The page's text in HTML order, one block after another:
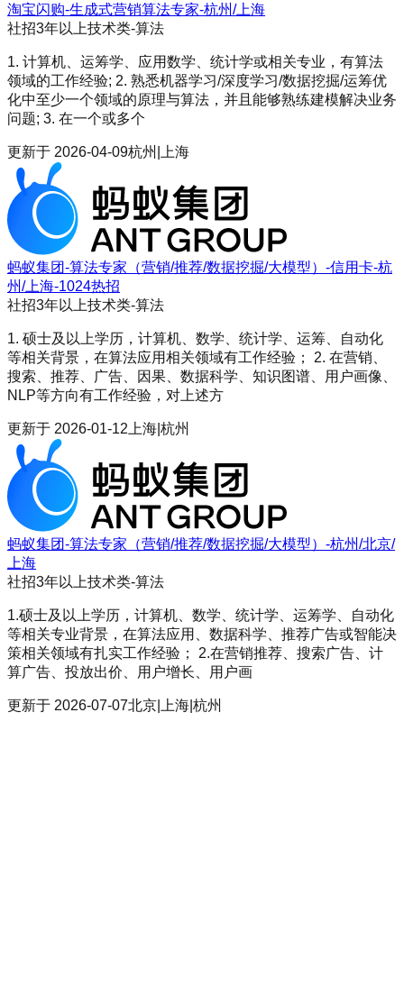
淘宝闪购-生成式营销算法专家-杭州/上海
社招3年以上技术类-算法
1. 计算机、运筹学、应用数学、统计学或相关专业，有算法
领域的工作经验; 2. 熟悉机器学习/深度学习/数据挖掘/运筹优
化中至少一个领域的原理与算法，并且能够熟练建模解决业务
问题; 3. 在一个或多个
更新于 2026-04-09杭州|上海
蚂蚁集团-算法专家（营销/推荐/数据挖掘/大模型）-信用卡-杭
州/上海-1024热招
社招3年以上技术类-算法
1. 硕士及以上学历，计算机、数学、统计学、运筹、自动化
等相关背景，在算法应用相关领域有工作经验； 2. 在营销、
搜索、推荐、广告、因果、数据科学、知识图谱、用户画像、
NLP等方向有工作经验，对上述方
更新于 2026-01-12 上海|杭州
蚂蚁集团-算法专家（营销/推荐/数据挖掘/大模型）-杭州/北京/
上海
社招3年以上技术类-算法
1.硕士及以上学历，计算机、数学、统计学、运筹学、自动化
等相关专业背景，在算法应用、数据科学、推荐广告或智能决
策相关领域有扎实工作经验； 2.在营销推荐、搜索广告、计
算广告、投放出价、用户增长、用户画
更新于 2026-07-07北京|上海|杭州